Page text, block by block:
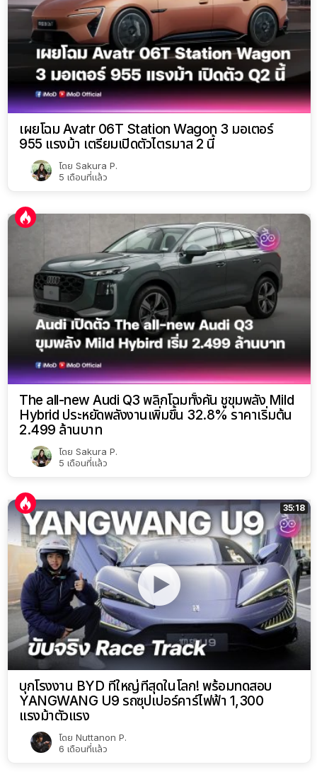
เผยโฉม Avatr 06T Station Wagon 3 มอเตอร์
955 แรงม้า เตรียมเปิดตัวไตรมาส 2 นี้
โดย Sakura P.
5 เดือนที่แล้ว
The all-new Audi Q3 พลิกโฉมทั้งคัน ชูขุมพลัง Mild
Hybrid ประหยัดพลังงานเพิ่มขึ้น 32.8% ราคาเริ่มต้น
2.499 ล้านบาท
โดย Sakura P.
5 เดือนที่แล้ว
35:18
บุกโรงงาน BYD ที่ใหญ่ที่สุดในโลก! พร้อมทดสอบ
YANGWANG U9 รถซุปเปอร์คาร์ไฟฟ้า 1,300
แรงม้าตัวแรง
โดย Nuttanon P.
6 เดือนที่แล้ว